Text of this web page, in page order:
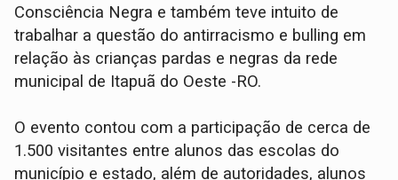
Consciência Negra e também teve intuito de
trabalhar a questão do antirracismo e bulling em
relação às crianças pardas e negras da rede
municipal de Itapuã do Oeste -RO.
O evento contou com a participação de cerca de
1.500 visitantes entre alunos das escolas do
município e estado, além de autoridades, alunos